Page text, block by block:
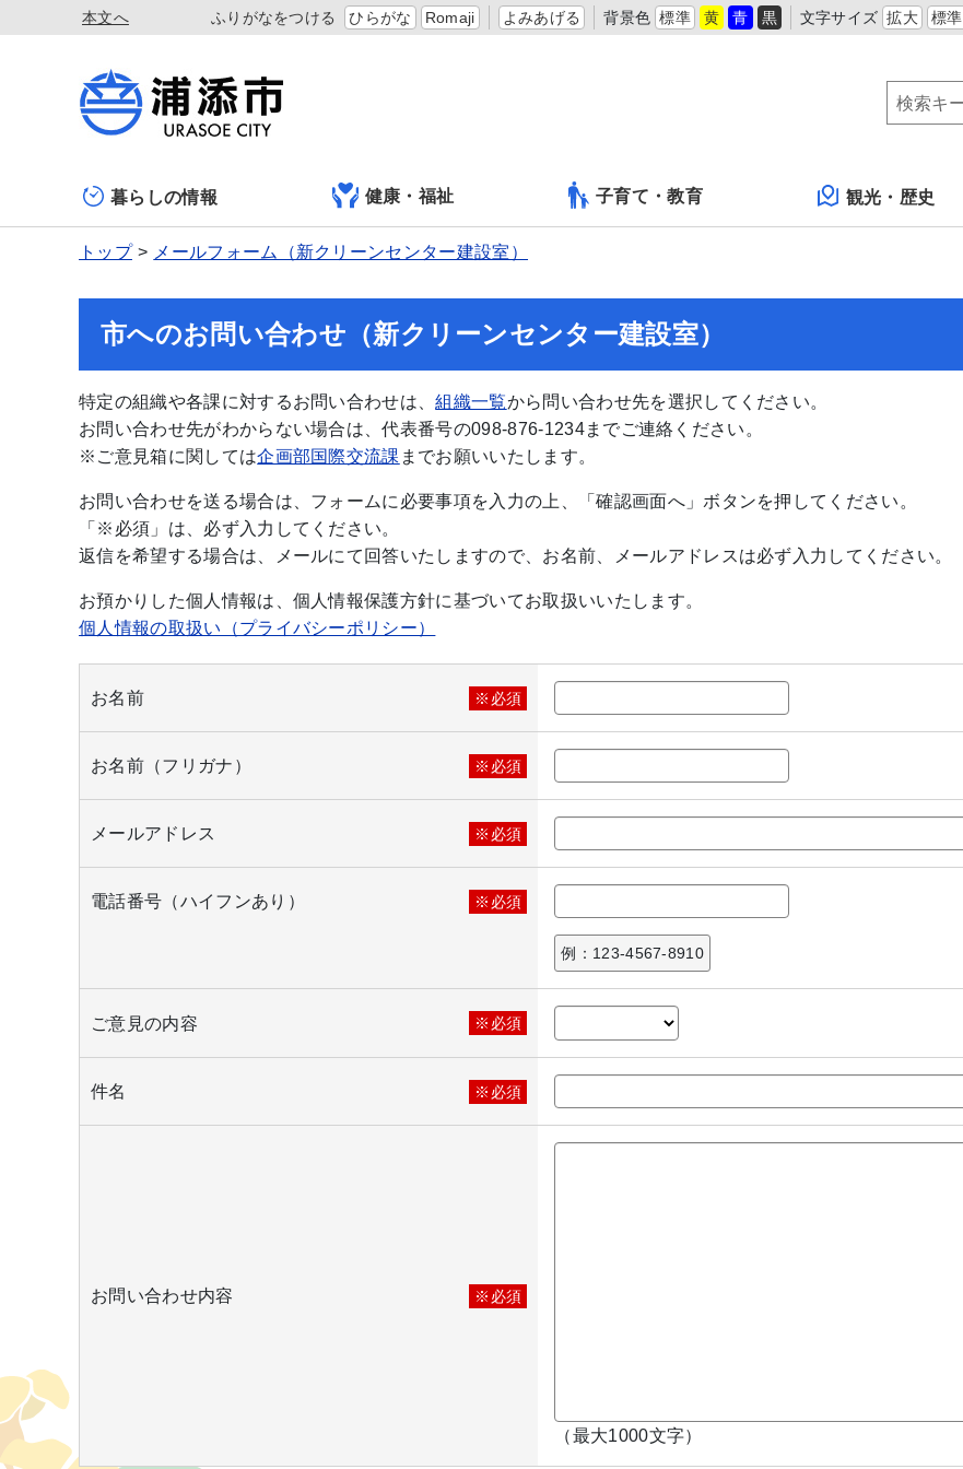
本文へ ふりがなをつける ひらがな Romaji よみあげる 背景色 標準 黄 青 黒 文字サイズ 拡大 標準
暮らしの情報 健康・福祉 子育て・教育 観光・歴史
トップ メールフォーム（新クリーンセンター建設室）
市へのお問い合わせ（新クリーンセンター建設室）
特定の組織や各課に対するお問い合わせは、組織一覧から問い合わせ先を選択してください。
お問い合わせ先がわからない場合は、代表番号の098-876-1234までご連絡ください。
※ご意見箱に関しては企画部国際交流課 までお願いいたします。
お問い合わせを送る場合は、フォームに必要事項を入力の上、「確認画面へ」ボタンを押してください。
「※必須」は、必ず入力してください。
返信を希望する場合は、メールにて回答いたしますので、お名前、メールアドレスは必ず入力してください。
お預かりした個人情報は、個人情報保護方針に基づいてお取扱いいたします。
個人情報の取扱い（プライバシーポリシー）
お名前 ※必須
お名前（フリガナ） ※必須
メールアドレス ※必須
電話番号（ハイフンあり） ※必須
例：123-4567-8910
ご意見の内容 ※必須
件名 ※必須
お問い合わせ内容 ※必須
（最大1000文字）